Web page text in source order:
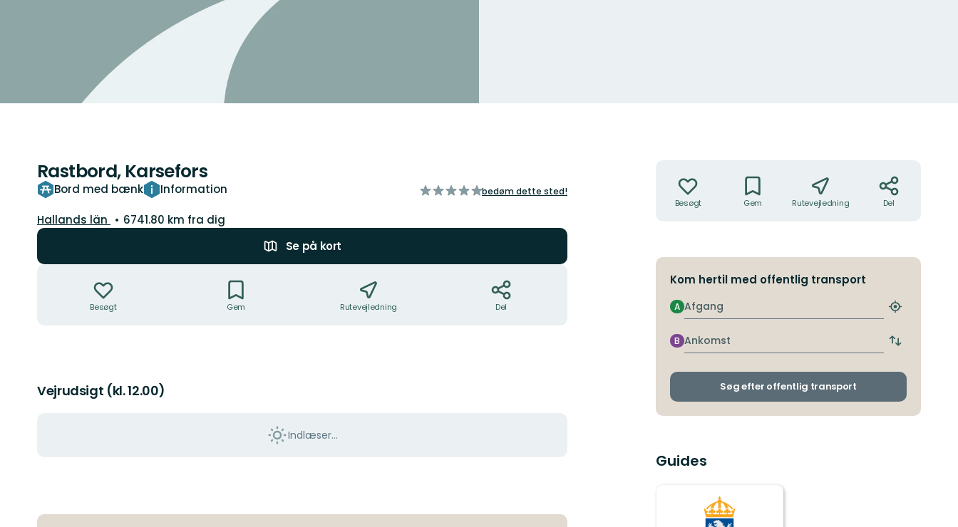
Rastbord, Karsefors
Bord med bænk Information
ud
bedøm dette sted!
Amt:
Hallands län
6741.80 km fra dig
Se på kort
Besøgt Gem Rutevejledning Del
Vejrudsigt (kl. 12.00)
Indlæser...
Besøgt Gem Rutevejledning Del
Kom hertil med offentlig transport
Afgang
A
Find
nærmeste
stoppested
Ankomst
B
Skift
og
Søg efter offentlig transport
Guides